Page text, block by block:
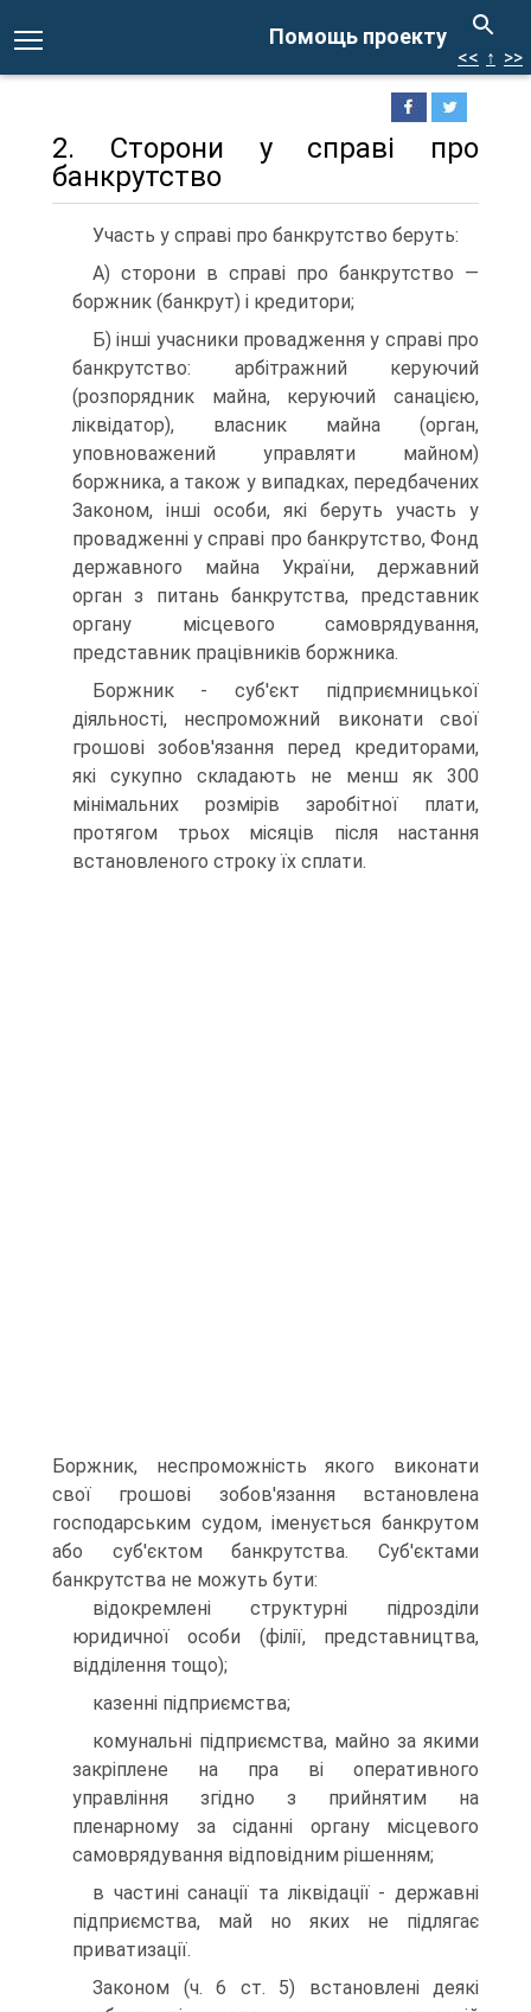
Помощь проекту
<< ↑ >>
2. Сторони у справі про
банкрутство
Участь у справі про банкрутство беруть:
А) сторони в справі про банкрутство —
боржник (банкрут) і кредитори;
Б) інші учасники провадження у справі про
банкрутство: арбітражний керуючий
(розпорядник майна, керуючий санацією,
ліквідатор), власник майна (орган,
уповноважений управляти майном)
боржника, а також у випадках, передбачених
Законом, інші особи, які беруть участь у
провадженні у справі про банкрутство, Фонд
державного майна України, державний
орган з питань банкрутства, представник
органу місцевого самоврядування,
представник працівників боржника.
Боржник - суб'єкт підприємницької
діяльності, неспроможний виконати свої
грошові зобов'язання перед кредиторами,
які сукупно складають не менш як 300
мінімальних розмірів заробітної плати,
протягом трьох місяців після настання
встановленого строку їх сплати.
Боржник, неспроможність якого виконати
свої грошові зобов'язання встановлена
господарським судом, іменується банкрутом
або суб'єктом банкрутства. Суб'єктами
банкрутства не можуть бути:
відокремлені структурні підрозділи
юридичної особи (філії, представництва,
відділення тощо);
казенні підприємства;
комунальні підприємства, майно за якими
закріплене на пра ві оперативного
управління згідно з прийнятим на
пленарному за сіданні органу місцевого
самоврядування відповідним рішенням;
в частині санації та ліквідації - державні
підприємства, май но яких не підлягає
приватизації.
Законом (ч. 6 ст. 5) встановлені деякі